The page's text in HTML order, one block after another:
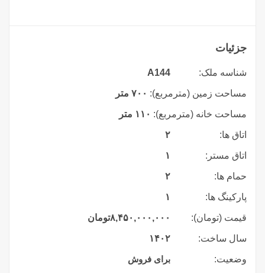
جزئیات
شناسه ملک: A144
مساحت زمین (مترمربع): ۷۰۰ متر
مساحت خانه (مترمربع): ۱۱۰ متر
اتاق ها: ۲
اتاق مستر: ۱
حمام ها: ۲
پارکینگ ها: ۱
قیمت (تومان): ۸,۴۵۰,۰۰۰,۰۰۰تومان
سال ساخت: ۱۴۰۲
وضعیت: برای فروش